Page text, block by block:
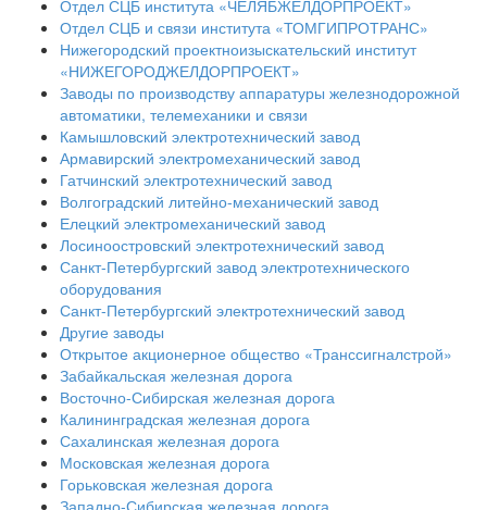
Отдел СЦБ института «ЧЕЛЯБЖЕЛДОРПРОЕКТ»
Отдел СЦБ и связи института «ТОМГИПРОТРАНС»
Нижегородский проектноизыскательский институт
«НИЖЕГОРОДЖЕЛДОРПРОЕКТ»
Заводы по производству аппаратуры железнодорожной
автоматики, телемеханики и связи
Камышловский электротехнический завод
Армавирский электромеханический завод
Гатчинский электротехнический завод
Волгоградский литейно-механический завод
Елецкий электромеханический завод
Лосиноостровский электротехнический завод
Санкт-Петербургский завод электротехнического
оборудования
Санкт-Петербургский электротехнический завод
Другие заводы
Открытое акционерное общество «Транссигналстрой»
Забайкальская железная дорога
Восточно-Сибирская железная дорога
Калининградская железная дорога
Сахалинская железная дорога
Московская железная дорога
Горьковская железная дорога